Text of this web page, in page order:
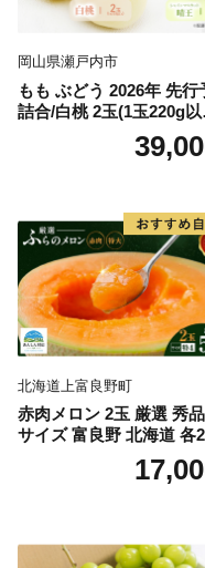
岡山県瀬戸内市
もも ぶどう 2026年 先行
詰合/白桃 2玉(1玉220g以
上)・シャインマスカット
北海道上富良野町
赤肉メロン 2玉 厳選 秀
サイズ 富良野 北海道 各
～2.6kg 2玉 セット ファ
富良野 メロン めろん 果